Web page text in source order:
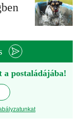
a postaládájába!